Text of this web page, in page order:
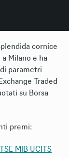
cornice
Milano e ha
parametri
Traded
su Borsa
premi:
MIB UCITS